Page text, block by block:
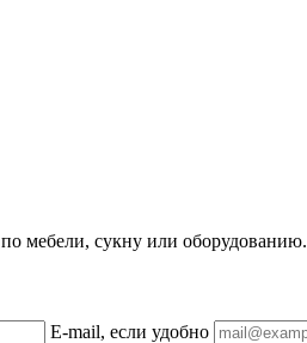
мебели, сукну или оборудованию.
E-mail, если удобно